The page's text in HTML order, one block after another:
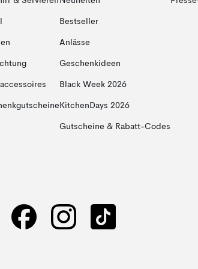
Bestseller
Anlässe
Geschenkideen
Black Week 2026
KitchenDays 2026
Gutscheine & Rabatt-Codes